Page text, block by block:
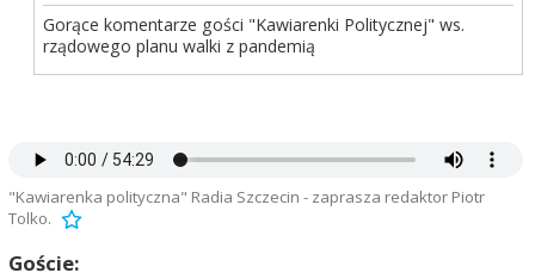
Gorące komentarze gości "Kawiarenki Politycznej" ws.
rządowego planu walki z pandemią
"Kawiarenka polityczna" Radia Szczecin - zaprasza redaktor Piotr
Tolko.
Goście: